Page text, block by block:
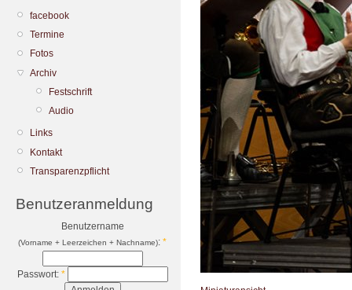
facebook
Termine
Fotos
Archiv
Festschrift
Audio
Links
Kontakt
Transparenzpflicht
Benutzeranmeldung
Benutzername
(Vorname + Leerzeichen + Nachname): *
Passwort: *